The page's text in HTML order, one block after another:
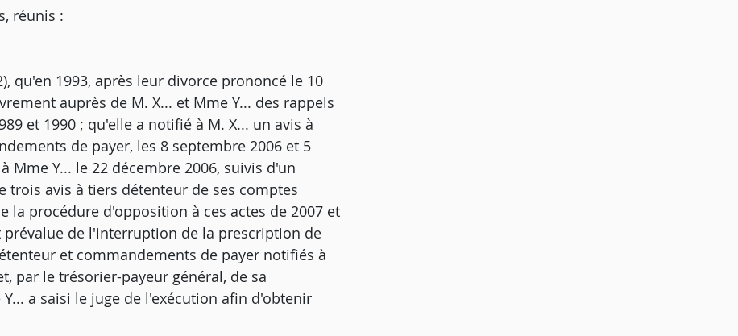
réunis :
qu'en 1993, après leur divorce prononcé le 10
auprès de M. X... et Mme Y... des rappels
et 1990 ; qu'elle a notifié à M. X... un avis à
de payer, les 8 septembre 2006 et 5
Y... le 22 décembre 2006, suivis d'un
trois avis à tiers détenteur de ses comptes
la procédure d'opposition à ces actes de 2007 et
prévalue de l'interruption de la prescription de
et commandements de payer notifiés à
par le trésorier-payeur général, de sa
a saisi le juge de l'exécution afin d'obtenir